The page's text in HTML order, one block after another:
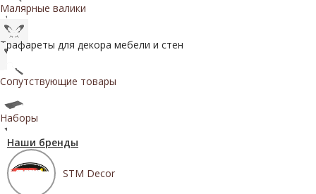
Малярные валики
Трафареты для декора мебели и стен
Сопутствующие товары
Наборы
Наши бренды
STM Decor